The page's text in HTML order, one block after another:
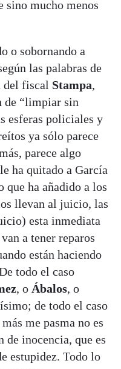
sino mucho menos
o sobornando a
las palabras de
del fiscal Stampa,
de “limpiar sin
esferas policiales y
ya sólo parece
parece algo
ha quitado a García
que ha añadido a los
llevan al juicio, las
esta inmediata
a tener reparos
están haciendo
todo el caso
, o Ábalos, o
de todo el caso
me pasma no es
de inocencia, que es
estupidez. Todo lo